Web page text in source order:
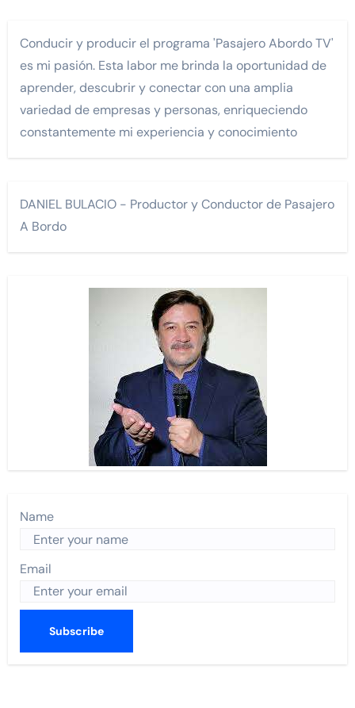
Conducir y producir el programa 'Pasajero Abordo TV'
es mi pasión. Esta labor me brinda la oportunidad de
aprender, descubrir y conectar con una amplia
variedad de empresas y personas, enriqueciendo
constantemente mi experiencia y conocimiento
DANIEL BULACIO - Productor y Conductor de Pasajero
A Bordo
Name
Email